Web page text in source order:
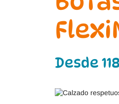
Crecendo
Desde